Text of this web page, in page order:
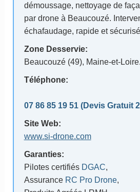
démoussage, nettoyage de
par drone à Beaucouzé.
échafaudage, rapide et
Zone Desservie:
Beaucouzé (49), Maine-et-Loire.
Téléphone:
07 86 85 19 51(Devis Gratuit
Site Web:
www.si-drone.com
Garanties:
Pilotes certifiés DGAC,
Assurance RC Pro Drone,